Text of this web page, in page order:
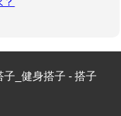
_健身搭子 - 搭子